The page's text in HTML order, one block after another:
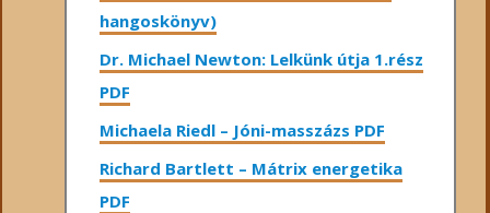
hangoskönyv)
Dr. Michael Newton: Lelkünk útja 1.rész
PDF
Michaela Riedl – Jóni-masszázs PDF
Richard Bartlett – Mátrix energetika
PDF